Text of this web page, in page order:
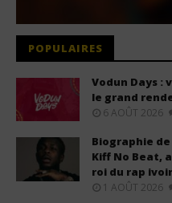
POPULAIRES
Vodun Days :
le grand
6 AOÛT 2026
Biographie
Kiff No Beat,
roi du rap
1 AOÛT 2026